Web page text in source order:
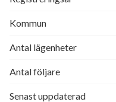
Kommun
Antal lägenheter
Antal följare
Senast uppdaterad